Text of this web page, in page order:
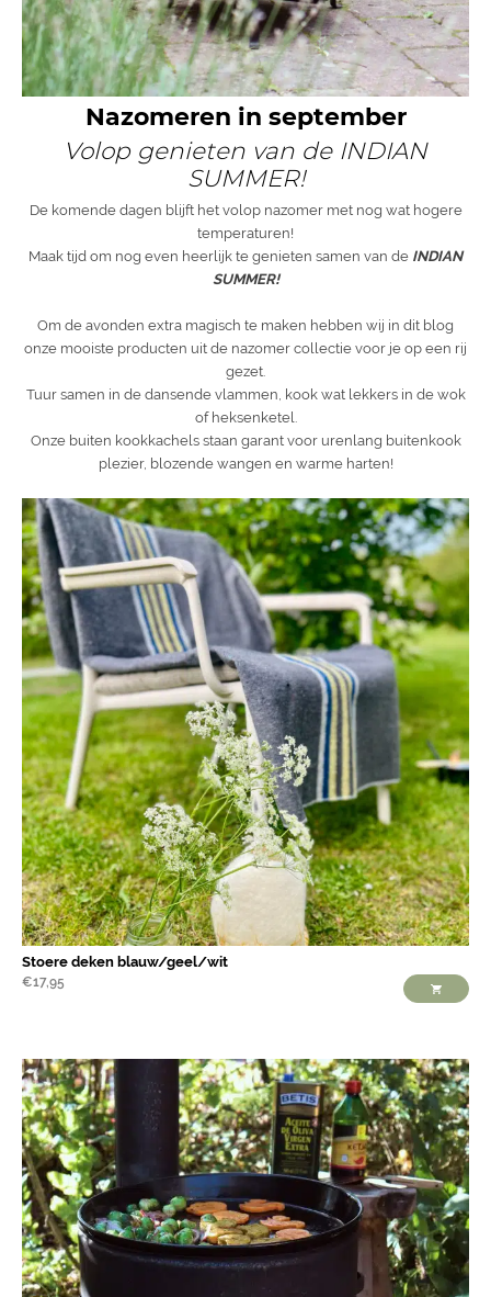
Nazomeren in september
Volop genieten van de INDIAN
SUMMER!
De komende dagen blijft het volop nazomer met nog wat hogere
temperaturen!
Maak tijd om nog even heerlijk te genieten samen van de INDIAN
SUMMER!
Om de avonden extra magisch te maken hebben wij in dit blog
onze mooiste producten uit de nazomer collectie voor je op een rij
gezet.
Tuur samen in de dansende vlammen, kook wat lekkers in de wok
of heksenketel.
Onze buiten kookkachels staan garant voor urenlang buitenkook
plezier, blozende wangen en warme harten!
Stoere deken blauw/geel/wit
€17,95